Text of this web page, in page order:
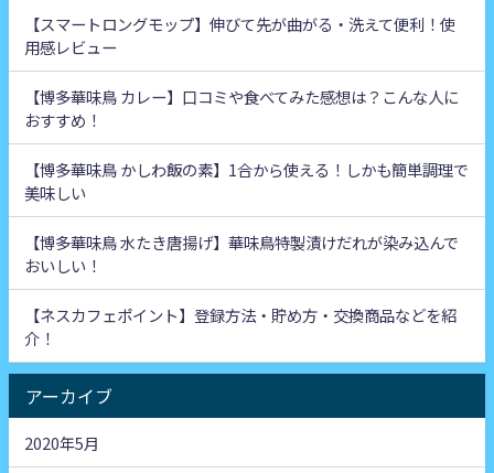
【スマートロングモップ】伸びて先が曲がる・洗えて便利！使
用感レビュー
【博多華味鳥 カレー】口コミや食べてみた感想は？こんな人に
おすすめ！
【博多華味鳥 かしわ飯の素】1合から使える！しかも簡単調理で
美味しい
【博多華味鳥 水たき唐揚げ】華味鳥特製漬けだれが染み込んで
おいしい！
【ネスカフェポイント】登録方法・貯め方・交換商品などを紹
介！
アーカイブ
2020年5月